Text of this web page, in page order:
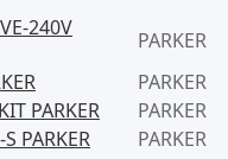
240V
PARKER
PARKER
PARKER PARKER
PARKER PARKER